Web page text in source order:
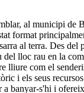
al municipi de
format
al terra. Des
lloc rau en la
com el
i els seus
banyar-s'hi i